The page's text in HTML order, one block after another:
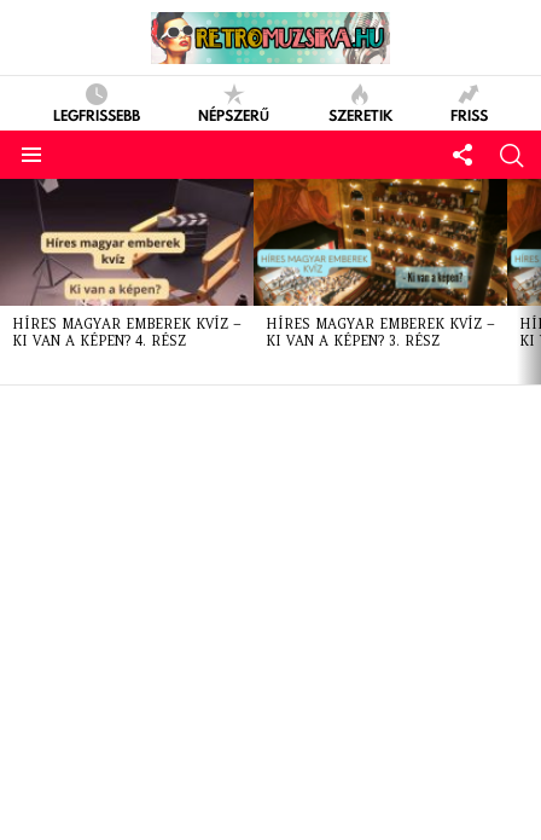
LEGFRISSEBB NÉPSZERŰ SZERETIK FRISS
LATEST
STORIES
HÍRES MAGYAR EMBEREK KVÍZ –
KI VAN A KÉPEN? 4. RÉSZ
HÍRES MAGYAR EMBEREK KVÍZ –
KI VAN A KÉPEN? 3. RÉSZ
KI